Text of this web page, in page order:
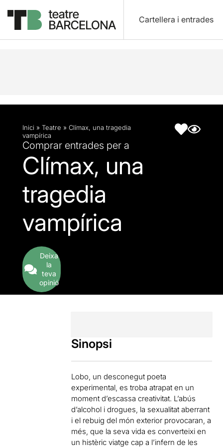
Cartellera i entrades
Descripció Fitxa artística
Inici » Teatre » Clímax, una tragedia
vampírica
Comprar entrades per a
Clímax, una
tragedia
vampírica
Deixa
la
teva
opinió
Sinopsi
Lobo, un desconegut poeta
experimental, es troba atrapat en un
moment d’escassa creativitat. L’abús
d’alcohol i drogues, la sexualitat aberrant
i el rebuig del món exterior provocaran, a
més, que la seva vida es converteixi en
un histèric viatge cap a l’infern de les